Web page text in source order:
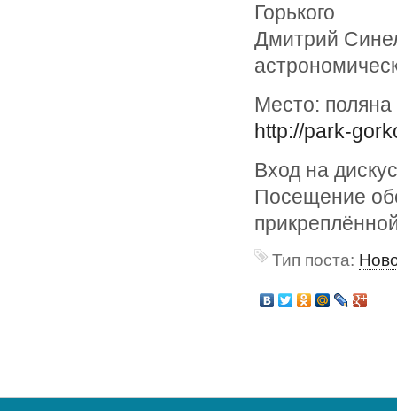
Горького
Дмитрий
Место:
http://park-
Вход на
Посещение
Тип поста: